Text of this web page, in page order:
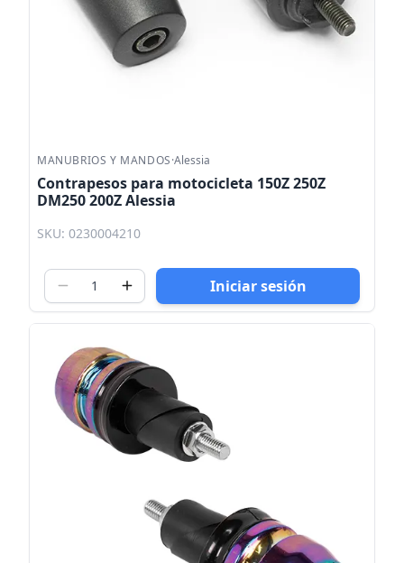
MANUBRIOS Y MANDOS·Alessia
Contrapesos para motocicleta 150Z 250Z
DM250 200Z Alessia
SKU: 0230004210
Iniciar sesión